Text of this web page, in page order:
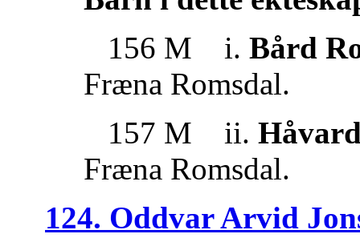
156 M i. Bård
Fræna Romsdal.
157 M ii.
Fræna Romsdal.
124. Oddvar Arvid